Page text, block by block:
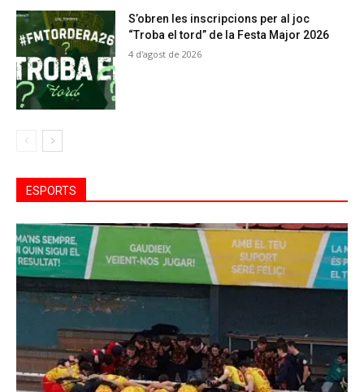
S’obren les inscripcions per al joc
“Troba el tord” de la Festa Major 2026
4 d'agost de 2026
ESPORTS